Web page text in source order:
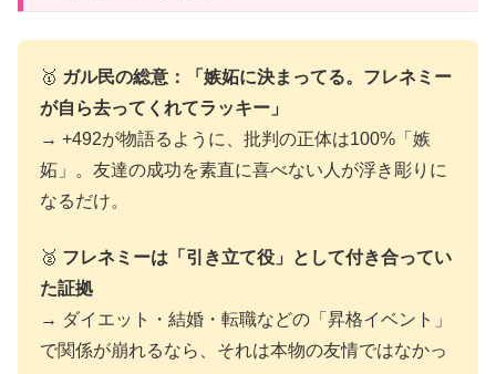
🥇 ガル民の総意：「嫉妬に決まってる。フレネミー
が自ら去ってくれてラッキー」
→ +492が物語るように、批判の正体は100%「嫉
妬」。友達の成功を素直に喜べない人が浮き彫りに
なるだけ。
🥈 フレネミーは「引き立て役」として付き合ってい
た証拠
→ ダイエット・結婚・転職などの「昇格イベント」
で関係が崩れるなら、それは本物の友情ではなかっ